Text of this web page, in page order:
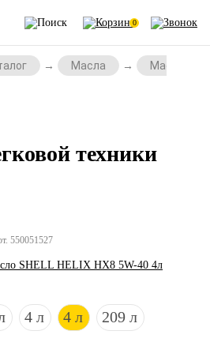
0
Масла Масла для
техники
550051527
SHELL HELIX HX8 5W-40 4л
4 л 4 л
209 л